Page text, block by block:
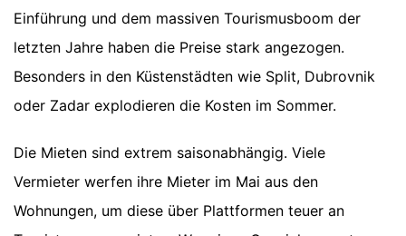
Einführung und dem massiven Tourismusboom der
letzten Jahre haben die Preise stark angezogen.
Besonders in den Küstenstädten wie Split, Dubrovnik
oder Zadar explodieren die Kosten im Sommer.
Die Mieten sind extrem saisonabhängig. Viele
Vermieter werfen ihre Mieter im Mai aus den
Wohnungen, um diese über Plattformen teuer an